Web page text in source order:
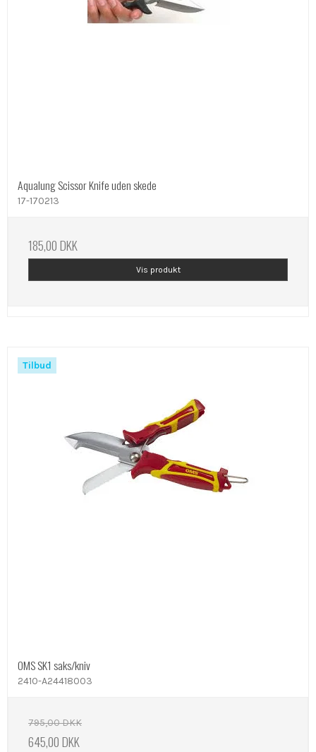
Aqualung Scissor Knife uden skede
17-170213
185,00 DKK
Vis produkt
Tilbud
OMS SK1 saks/kniv
2410-A24418003
795,00 DKK
645,00 DKK